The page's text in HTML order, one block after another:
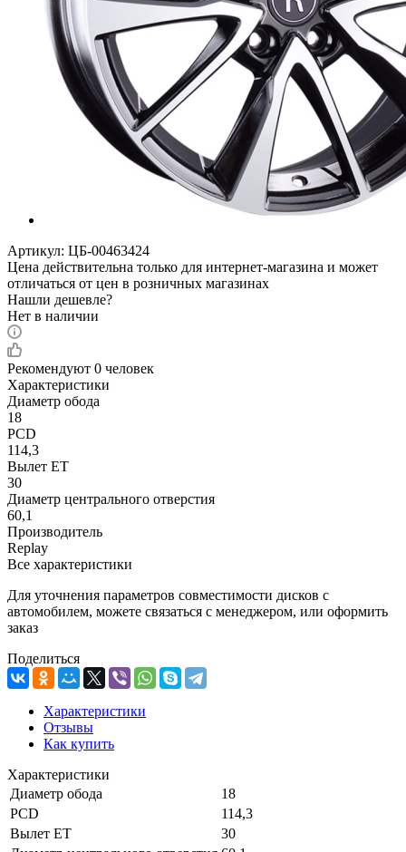
Артикул: ЦБ-00463424
Цена действительна только для интернет-магазина и может
отличаться от цен в розничных магазинах
Нашли дешевле?
Нет в наличии
Рекомендуют 0 человек
Характеристики
Диаметр обода
18
PCD
114,3
Вылет ET
30
Диаметр центрального отверстия
60,1
Производитель
Replay
Все характеристики
Для уточнения параметров совместимости дисков с
автомобилем, можете связаться с менеджером, или оформить
заказ
Поделиться
Характеристики
Отзывы
Как купить
Характеристики
Диаметр обода
18
PCD
114,3
Вылет ET
30